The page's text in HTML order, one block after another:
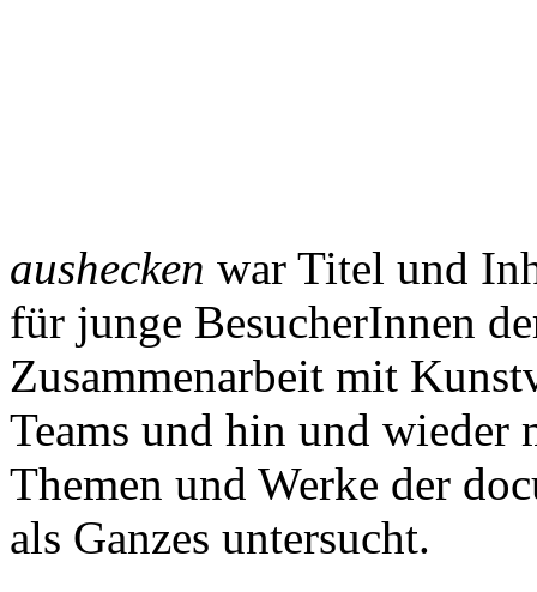
aushecken war Titel und
für junge BesucherInnen
Zusammenarbeit mit
Teams und hin und wieder
Themen und Werke der
als Ganzes untersucht.